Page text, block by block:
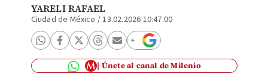
YARELI RAFAEL
Ciudad de México /13.02.2026 10:47:00
Únete al canal de Milenio